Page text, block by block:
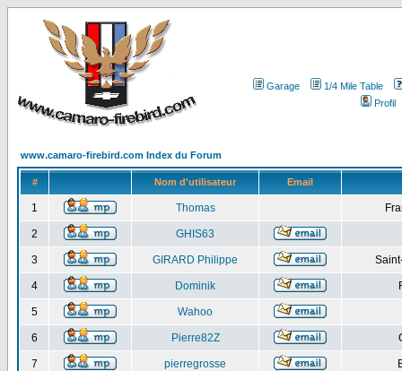
Garage
1/4 Mile Table
Profil
www.camaro-firebird.com Index du Forum
# Nom d'utilisateur Email
1 Thomas
2 GHIS63
3 GIRARD Philippe
4 Dominik
5 Wahoo
6 Pierre82Z
7 pierregrosse